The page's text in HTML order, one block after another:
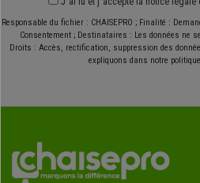
Responsable du fichier : CHAISEPRO ; Finalité :
Consentement ; Destinataires : Les données ne
Droits : Accès, rectification, suppression des
expliquons dans notre